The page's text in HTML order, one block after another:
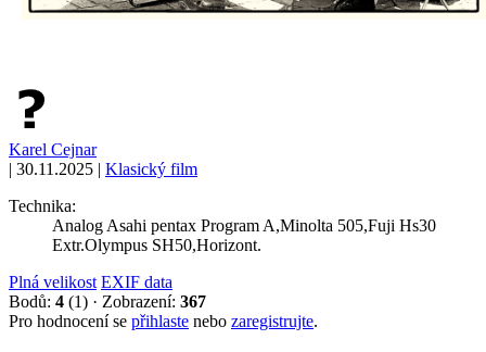
Karel Cejnar
| 30.11.2025 | Klasický film
Technika:
Analog Asahi pentax Program A,Minolta 505,Fuji Hs30
Extr.Olympus SH50,Horizont.
Plná velikost EXIF data
Bodů: 4 (1) · Zobrazení: 367
Pro hodnocení se přihlaste nebo zaregistrujte.